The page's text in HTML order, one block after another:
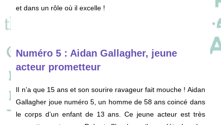
et dans un rôle où il excelle !
Numéro 5 : Aidan Gallagher, jeune
acteur prometteur
Il n’a que 15 ans et son sourire ravageur fait mouche ! Aidan
Gallagher joue numéro 5, un homme de 58 ans coincé dans
le corps d’un enfant de 13 ans. Ce jeune acteur est très